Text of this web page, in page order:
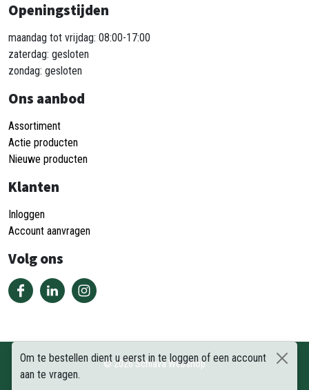
Om te bestellen dient u eerst in te loggen of een account
aan te vragen.
Openingstijden
maandag tot vrijdag: 08:00-17:00
zaterdag: gesloten
zondag: gesloten
Ons aanbod
Assortiment
Actie producten
Nieuwe producten
Klanten
Inloggen
Account aanvragen
Volg ons
©2026Schiava Webshop